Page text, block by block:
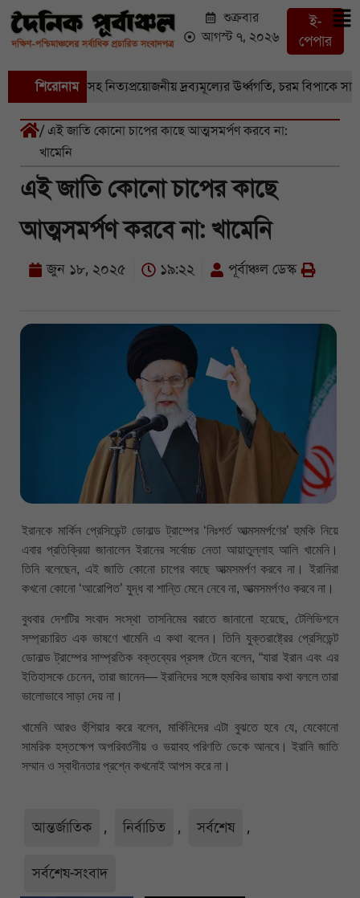
শুক্রবার
আগস্ট ৭, ২০২৬
ই-
পেপার
শিরোনাম
সবজি-সহ নিত্যপ্রয়োজনীয় দ্রব্যমূল্যের ঊর্ধ্বগতি, চরম বিপাকে
/ এই জাতি কোনো চাপের কাছে আত্মসমর্পণ করবে না:
খামেনি
এই জাতি কোনো চাপের কাছে
আত্মসমর্পণ করবে না: খামেনি
জুন ১৮, ২০২৫ ১৯:২২ পূর্বাঞ্চল ডেস্ক
ইরানকে মার্কিন প্রেসিডেন্ট ডোনাল্ড ট্রাম্পের ‘নিঃশর্ত আত্মসমর্পণের’ হুমকি নিয়ে
এবার প্রতিক্রিয়া জানালেন ইরানের সর্বোচ্চ নেতা আয়াতুল্লাহ আলি খামেনি।
তিনি বলেছেন, এই জাতি কোনো চাপের কাছে আত্মসমর্পণ করবে না। ইরানিরা
কখনো কোনো ‘আরোপিত’ যুদ্ধ বা শান্তি মেনে নেবে না, আত্মসমর্পণও করবে না।
বুধবার দেশটির সংবাদ সংস্থা তাসনিমের বরাতে জানানো হয়েছে, টেলিভিশনে
সম্প্রচারিত এক ভাষণে খামেনি এ কথা বলেন। তিনি যুক্তরাষ্ট্রের প্রেসিডেন্ট
ডোনাল্ড ট্রাম্পের সাম্প্রতিক বক্তব্যের প্রসঙ্গ টেনে বলেন, “যারা ইরান এবং এর
ইতিহাসকে চেনেন, তারা জানেন— ইরানিদের সঙ্গে হুমকির ভাষায় কথা বললে তারা
ভালোভাবে সাড়া দেয় না।
খামেনি আরও হুঁশিয়ার করে বলেন, মার্কিনিদের এটা বুঝতে হবে যে, যেকোনো
সামরিক হস্তক্ষেপ অপরিবর্তনীয় ও ভয়াবহ পরিণতি ডেকে আনবে। ইরানি জাতি
সম্মান ও স্বাধীনতার প্রশ্নে কখনোই আপস করে না।
আন্তর্জাতিক , নির্বাচিত , সর্বশেষ ,
সর্বশেষ-সংবাদ